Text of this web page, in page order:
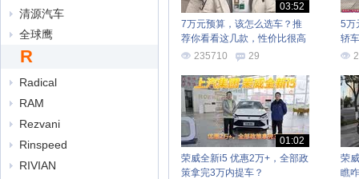
清源汽车
全球鹰
R
Radical
RAM
Rezvani
Rinspeed
RIVIAN
03:52
7万元预算，该怎么选车？推
荐你看看这几款，性价比很高
235710
29
5万
轿
01:02
荣威全新i5 优惠2万+，全部政
策拿完3万内提车？
荣
瞧